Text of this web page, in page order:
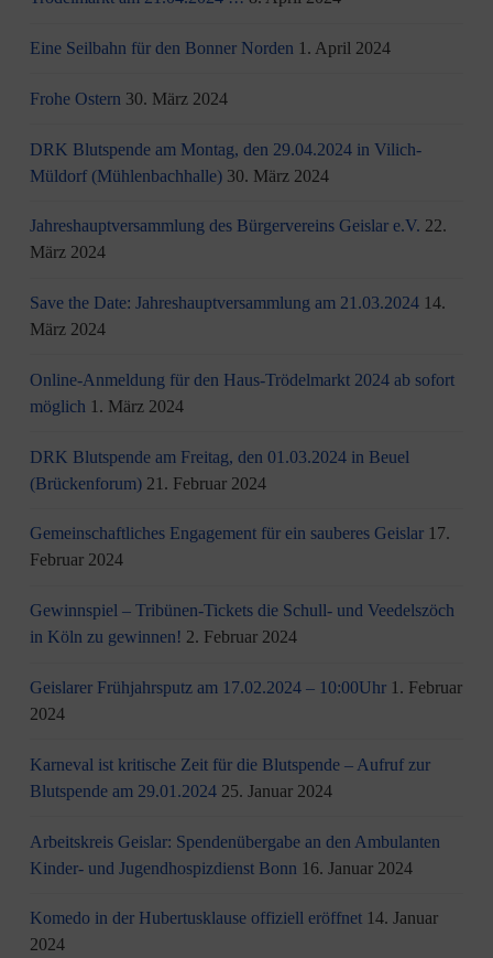
Eine Seilbahn für den Bonner Norden 1. April 2024
Frohe Ostern 30. März 2024
DRK Blutspende am Montag, den 29.04.2024 in Vilich-
Müldorf (Mühlenbachhalle) 30. März 2024
Jahreshauptversammlung des Bürgervereins Geislar e.V. 22.
März 2024
Save the Date: Jahreshauptversammlung am 21.03.2024 14.
März 2024
Online-Anmeldung für den Haus-Trödelmarkt 2024 ab sofort
möglich 1. März 2024
DRK Blutspende am Freitag, den 01.03.2024 in Beuel
(Brückenforum) 21. Februar 2024
Gemeinschaftliches Engagement für ein sauberes Geislar 17.
Februar 2024
Gewinnspiel – Tribünen-Tickets die Schull- und Veedelszöch
in Köln zu gewinnen! 2. Februar 2024
Geislarer Frühjahrsputz am 17.02.2024 – 10:00Uhr 1. Februar
2024
Karneval ist kritische Zeit für die Blutspende – Aufruf zur
Blutspende am 29.01.2024 25. Januar 2024
Arbeitskreis Geislar: Spendenübergabe an den Ambulanten
Kinder- und Jugendhospizdienst Bonn 16. Januar 2024
Komedo in der Hubertusklause offiziell eröffnet 14. Januar
2024